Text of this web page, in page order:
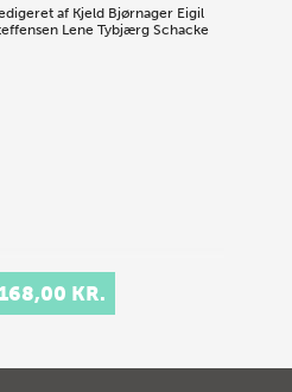
af Kjeld Bjørnager Eigil
Lene Tybjærg Schacke
168,00 KR.